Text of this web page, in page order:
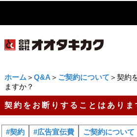
ホーム ＞ Q&A ＞ ご契約について ＞契約
ますか？
契約をお断りすることはありま
#契約 #広告宣伝費 ご契約について